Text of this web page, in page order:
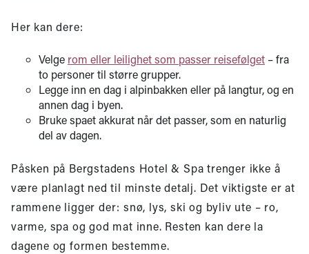
Her kan dere:
Velge rom eller leilighet som passer reisefølget – fra
to personer til større grupper.
Legge inn en dag i alpinbakken eller på langtur, og en
annen dag i byen.
Bruke spaet akkurat når det passer, som en naturlig
del av dagen.
Påsken på Bergstadens Hotel & Spa trenger ikke å
være planlagt ned til minste detalj. Det viktigste er at
rammene ligger der: snø, lys, ski og byliv ute – ro,
varme, spa og god mat inne. Resten kan dere la
dagene og formen bestemme.